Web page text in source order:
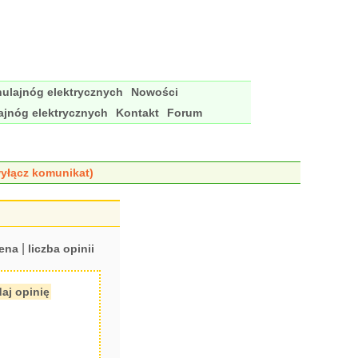
elektrycznych
Nowości
elektrycznych
Kontakt Forum
komunikat)
| liczba opinii
opinię